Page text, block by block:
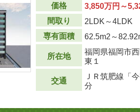
価格
3,850万円～
間取り
2LDK～4LDK
専有面積
62.5m2 ～
所在地
福岡県福岡市
東１
交通
ＪＲ筑肥線「
分